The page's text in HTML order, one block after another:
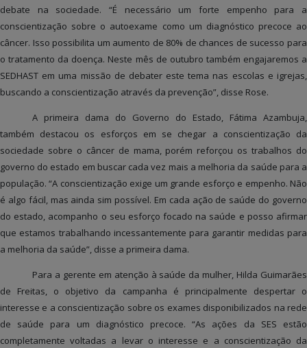
debate na sociedade. “É necessário um forte empenho para a
conscientização sobre o autoexame como um diagnóstico precoce ao
câncer. Isso possibilita um aumento de 80% de chances de sucesso para
o tratamento da doença. Neste mês de outubro também engajaremos a
SEDHAST em uma missão de debater este tema nas escolas e igrejas,
buscando a conscientização através da prevenção”, disse Rose.
A primeira dama do Governo do Estado, Fátima Azambuja,
também destacou os esforços em se chegar a conscientização da
sociedade sobre o câncer de mama, porém reforçou os trabalhos do
governo do estado em buscar cada vez mais a melhoria da saúde para a
população. “A conscientização exige um grande esforço e empenho. Não
é algo fácil, mas ainda sim possível. Em cada ação de saúde do governo
do estado, acompanho o seu esforço focado na saúde e posso afirmar
que estamos trabalhando incessantemente para garantir medidas para
a melhoria da saúde”, disse a primeira dama.
Para a gerente em atenção à saúde da mulher, Hilda Guimarães
de Freitas, o objetivo da campanha é principalmente despertar o
interesse e a conscientização sobre os exames disponibilizados na rede
de saúde para um diagnóstico precoce. “As ações da SES estão
completamente voltadas a levar o interesse e a conscientização da